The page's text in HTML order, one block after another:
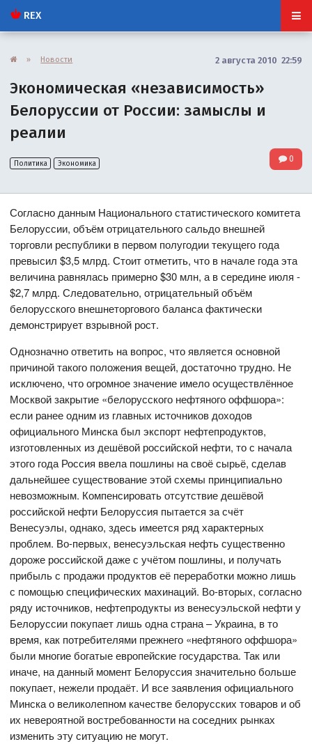
REX
» Новости 2 августа 2010 22:59
Экономическая «независимость»
Белоруссии от России: замыслы и
реалии
Политика Экономика 0
Согласно данным Национального статистического комитета
Белоруссии, объём отрицательного сальдо внешней
торговли республики в первом полугодии текущего года
превысил $3,5 млрд. Стоит отметить, что в начале года эта
величина равнялась примерно $30 млн, а в середине июля -
$2,7 млрд. Следовательно, отрицательный объём
белорусского внешнеторгового баланса фактически
демонстрирует взрывной рост.
Однозначно ответить на вопрос, что является основной
причиной такого положения вещей, достаточно трудно. Не
исключено, что огромное значение имело осуществлённое
Москвой закрытие «белорусского нефтяного оффшора»:
если ранее одним из главных источников доходов
официального Минска был экспорт нефтепродуктов,
изготовленных из дешёвой российской нефти, то с начала
этого года Россия ввела пошлины на своё сырьё, сделав
дальнейшее существование этой схемы принципиально
невозможным. Компенсировать отсутствие дешёвой
российской нефти Белоруссия пытается за счёт
Венесуэлы, однако, здесь имеется ряд характерных
проблем. Во-первых, венесуэльская нефть существенно
дороже российской даже с учётом пошлины, и получать
прибыль с продажи продуктов её переработки можно лишь
с помощью специфических махинаций. Во-вторых, согласно
ряду источников, нефтепродукты из венесуэльской нефти у
Белоруссии покупает лишь одна страна – Украина, в то
время, как потребителями прежнего «нефтяного оффшора»
были многие богатые европейские государства. Так или
иначе, на данный момент Белоруссия значительно больше
покупает, нежели продаёт. И все заявления официального
Минска о великолепном качестве белорусских товаров и об
их невероятной востребованности на соседних рынках
изменить эту ситуацию не могут.